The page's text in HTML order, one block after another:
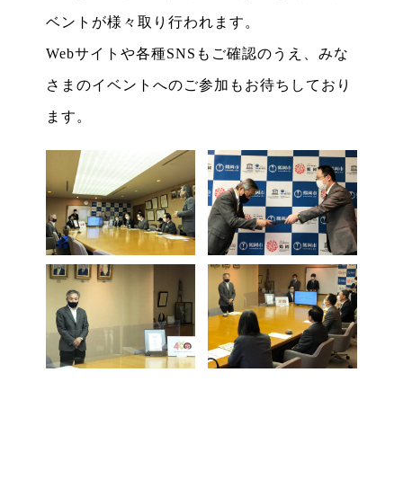
ベントが様々取り行われます。
Webサイトや各種SNSもご確認のうえ、みな
さまのイベントへのご参加もお待ちしており
ます。